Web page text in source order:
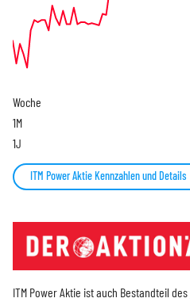
Woche
1M
1J
ITM Power Aktie Kennzahlen und Details
ITM Power Aktie ist auch Bestandteil des